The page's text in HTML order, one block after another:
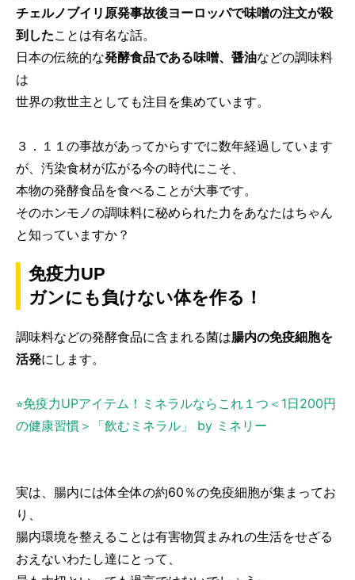
チェルノブイリ原発事故後ヨーロッパで味噌の注文が殺
到したことは有名な話。
日本の伝統的な発酵食品である味噌、醤油などの調味料
は
世界の救世主としても注目を集めています。
３．１１の事故があってからすでに数年経過しています
が、汚染食材が広がる今の時代にこそ、
本物の発酵食品を食べることが大事です。
そのホンモノの調味料に秘められた力をあなたはちゃん
と知っていますか？
免疫力UP
ガンにも負けない体を作る！
調味料などの発酵食品に含まれる菌は腸内の免疫細胞を
活発にします。
⭐︎免疫力UPアイテム！ミネラルならこれ１つ＜1日200円
の健康習慣＞「飲むミネラル」 by ミネリー
実は、腸内には体全体の約60％の免疫細胞が集まってお
り、
腸内環境を整えることは有害物質まみれの生活をせざる
おえないわたし達にとって、